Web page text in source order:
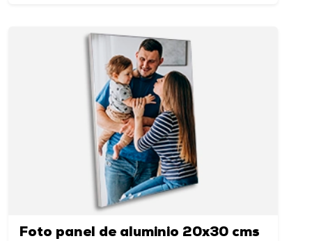
Foto panel de aluminio 20x30 cms